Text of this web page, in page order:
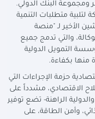
ومجموعة البنك الدولي.
متطلبات التنمية
الأخير لـ "منصة
والتي تدمج جميع
التمويل الدولية
منها بكفاءة.
حزمة الإجراءات التي
الاقتصادي، مشدداً على
الراهنة- تضع توفير
وأمن الطاقة، على